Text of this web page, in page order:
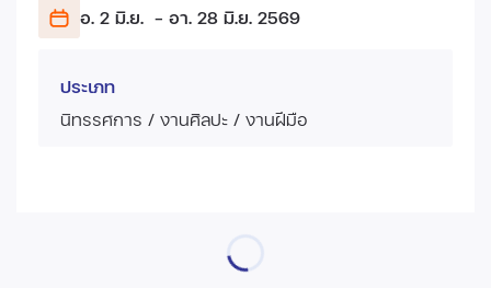
อ. 2 มิ.ย. - อา. 28 มิ.ย. 2569
ประเภท
นิทรรศการ / งานศิลปะ / งานฝีมือ